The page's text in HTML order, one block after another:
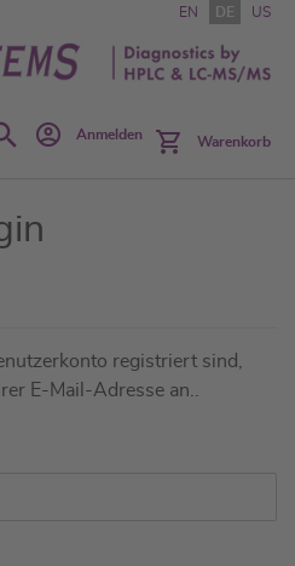
EN DE US
SearchAnmelden Warenkorb
registriert sind,
E-Mail-Adresse an..